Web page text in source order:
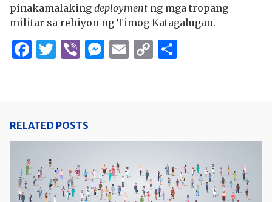
pinakamalaking deployment ng mga tropang
militar sa rehiyon ng Timog Katagalugan.
Facebook
Twitter
ViberMessenger
Email
Copy
RELATED POSTS